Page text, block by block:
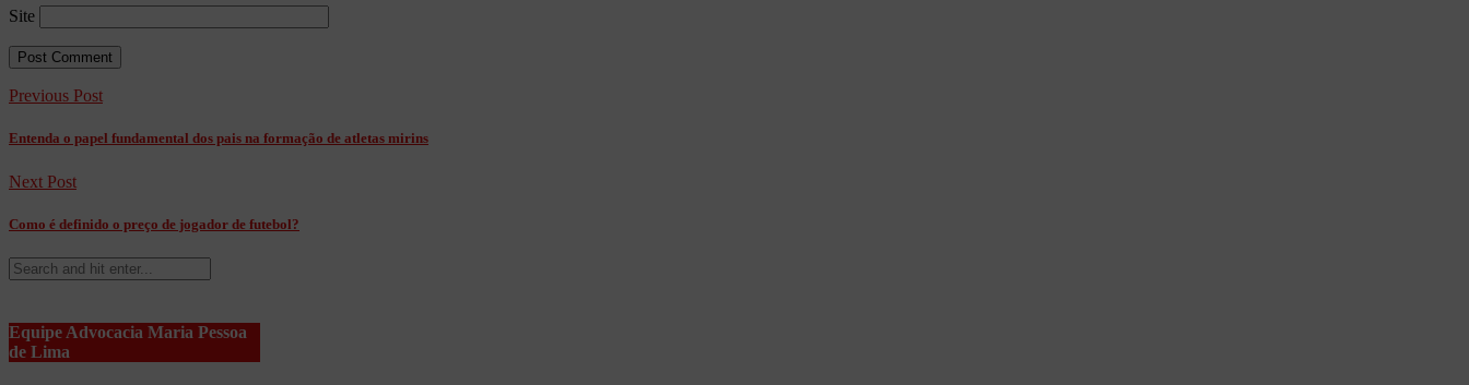
Site
Previous Post
Entenda o papel fundamental dos pais na formação de atletas mirins
Next Post
Como é definido o preço de jogador de futebol?
Equipe Advocacia Maria Pessoa
de Lima